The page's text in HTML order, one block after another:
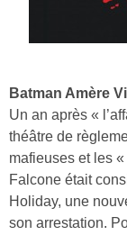
Batman Amère
Un an après «
théâtre de
mafieuses et les
Falcone était
Holiday, une
son arrestation.